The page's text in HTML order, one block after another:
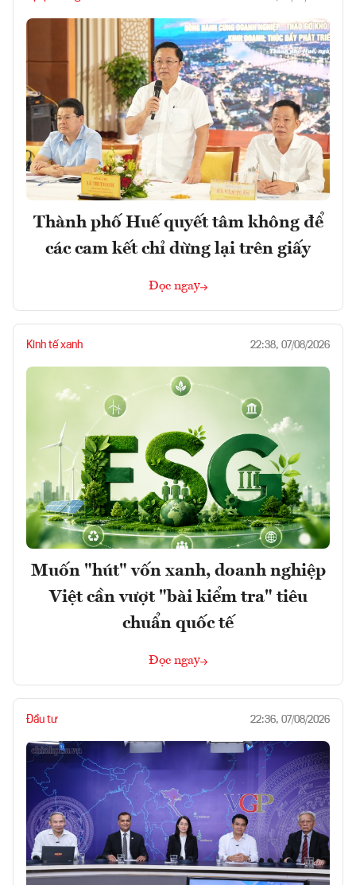
Thành phố Huế quyết tâm không để
các cam kết chỉ dừng lại trên giấy
Đọc ngay
Kinh tế xanh 22:38, 07/08/2026
Muốn "hút" vốn xanh, doanh nghiệp
Việt cần vượt "bài kiểm tra" tiêu
chuẩn quốc tế
Đọc ngay
Đầu tư 22:36, 07/08/2026